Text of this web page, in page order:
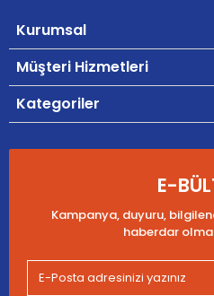
Kurumsal
Müşteri Hizmetleri
Kategoriler
E-
Kampanya, duyuru,
haberdar